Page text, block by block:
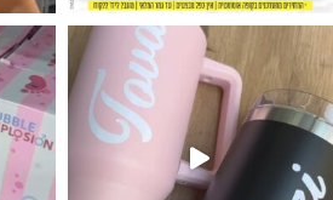
מטף לגילוי מין העובר חזר למלא